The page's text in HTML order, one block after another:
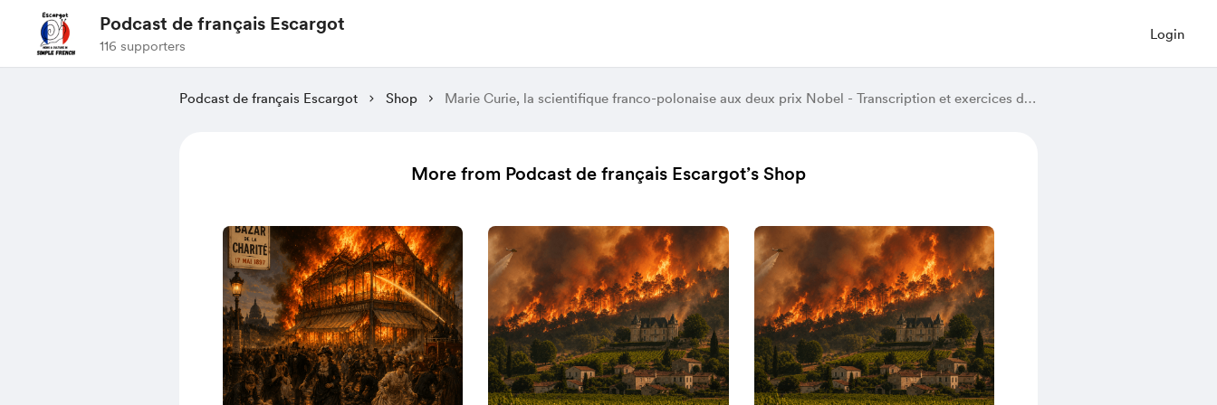
Podcast de français Escargot
116 supporters
Login
Podcast de français Escargot Shop Marie Curie, la scientifique franco-polonaise aux deux prix Nobel - Transcription et exercices de vocabulaire
More from Podcast de français Escargot’s Shop